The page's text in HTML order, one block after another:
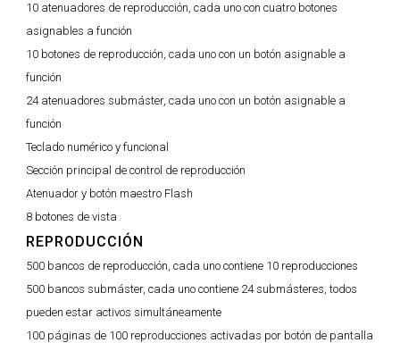
10 atenuadores de reproducción, cada uno con cuatro botones
asignables a función
10 botones de reproducción, cada uno con un botón asignable a
función
24 atenuadores submáster, cada uno con un botón asignable a
función
Teclado numérico y funcional
Sección principal de control de reproducción
Atenuador y botón maestro Flash
8 botones de vista
REPRODUCCIÓN
500 bancos de reproducción, cada uno contiene 10 reproducciones
500 bancos submáster, cada uno contiene 24 submásteres, todos
pueden estar activos simultáneamente
100 páginas de 100 reproducciones activadas por botón de pantalla